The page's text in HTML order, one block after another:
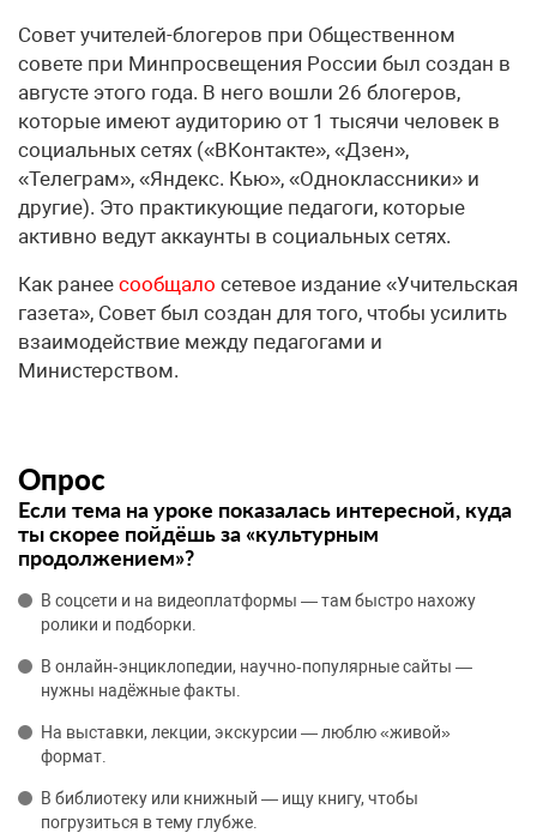
Совет учителей-блогеров при Общественном
совете при Минпросвещения России был создан в
августе этого года. В него вошли 26 блогеров,
которые имеют аудиторию от 1 тысячи человек в
социальных сетях («ВКонтакте», «Дзен»,
«Телеграм», «Яндекс. Кью», «Одноклассники» и
другие). Это практикующие педагоги, которые
активно ведут аккаунты в социальных сетях.
Как ранее сообщало сетевое издание «Учительская
газета», Совет был создан для того, чтобы усилить
взаимодействие между педагогами и
Министерством.
Опрос
Если тема на уроке показалась интересной, куда
ты скорее пойдёшь за «культурным
продолжением»?
В соцсети и на видеоплатформы — там быстро нахожу
ролики и подборки.
В онлайн‑энциклопедии, научно‑популярные сайты —
нужны надёжные факты.
На выставки, лекции, экскурсии — люблю «живой»
формат.
В библиотеку или книжный — ищу книгу, чтобы
погрузиться в тему глубже.